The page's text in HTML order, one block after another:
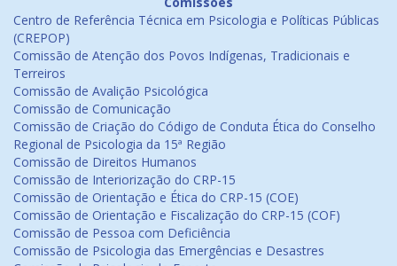
Centro de Referência Técnica em Psicologia e Políticas Públicas
(CREPOP)
Comissão de Atenção dos Povos Indígenas, Tradicionais e
Terreiros
Comissão de Avalição Psicológica
Comissão de Comunicação
Comissão de Criação do Código de Conduta Ética do Conselho
Regional de Psicologia da 15ª Região
Comissão de Direitos Humanos
Comissão de Interiorização do CRP-15
Comissão de Orientação e Ética do CRP-15 (COE)
Comissão de Orientação e Fiscalização do CRP-15 (COF)
Comissão de Pessoa com Deficiência
Comissão de Psicologia das Emergências e Desastres